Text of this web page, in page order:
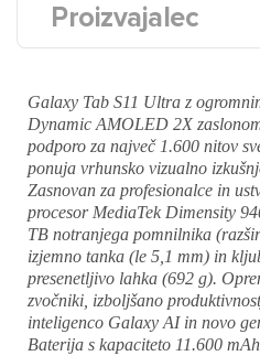
Proizvajalec
Galaxy Tab S11 Ultra z
Dynamic AMOLED 2X
podporo za največ 1.600 nitov
ponuja vrhunsko vizualno
Zasnovan za profesionalce in
procesor MediaTek Dimensity
TB notranjega pomnilnika
izjemno tanka (le 5,1 mm) in
presenetljivo lahka (692 g).
zvočniki, izboljšano
inteligenco Galaxy AI in novo
Baterija s kapaciteto 11.600